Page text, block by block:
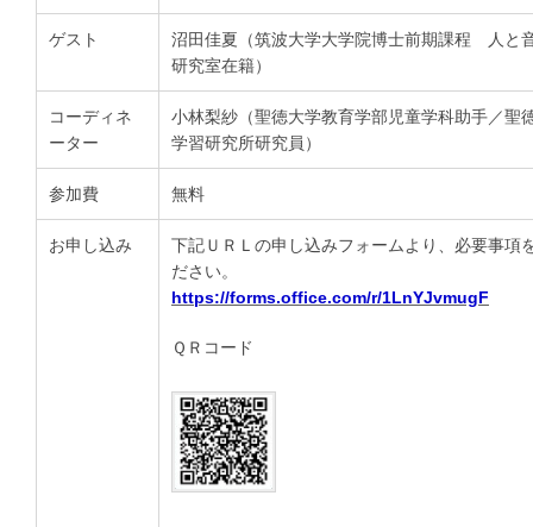
ゲスト
沼田佳夏（筑波大学大学院博士前期課程 人と
研究室在籍）
コーディネ
ーター
小林梨紗（聖徳大学教育学部児童学科助手／聖
学習研究所研究員）
参加費 無料
お申し込み
下記ＵＲＬの申し込みフォームより、必要事項
ださい。
https://forms.office.com/r/1LnYJvmugF
ＱＲコード